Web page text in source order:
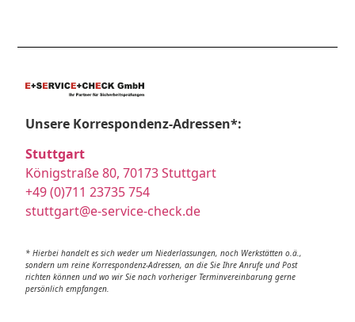
Unsere Korrespondenz-Adressen*:
Stuttgart
Königstraße 80, 70173 Stuttgart
+49 (0)711 23735 754
stuttgart@e-service-check.de
* Hierbei handelt es sich weder um Niederlassungen, noch Werkstätten o.ä.,
sondern um reine Korrespondenz-Adressen, an die Sie Ihre Anrufe und Post
richten können und wo wir Sie nach vorheriger Terminvereinbarung gerne
persönlich empfangen.